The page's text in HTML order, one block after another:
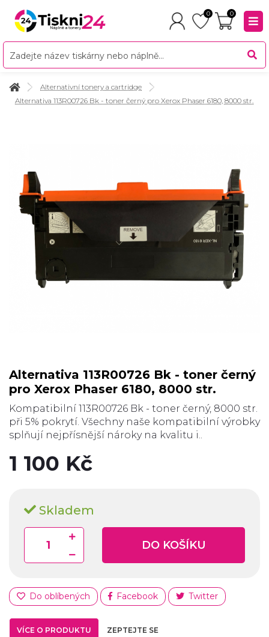
0 0
Alternativní tonery a cartridge
Alternativa 113R00726 Bk - toner černý pro Xerox Phaser 6180, 8000 str.
Alternativa 113R00726 Bk - toner černý
pro Xerox Phaser 6180, 8000 str.
Kompatibilní 113R00726 Bk - toner černý, 8000 str.
při 5% pokrytí. Všechny naše kompatibilní výrobky
splňují nejpřísnější nároky na kvalitu i..
1 100 Kč
Skladem
DO KOŠÍKU
Do oblíbených Facebook Twitter
VÍCE O PRODUKTU ZEPTEJTE SE